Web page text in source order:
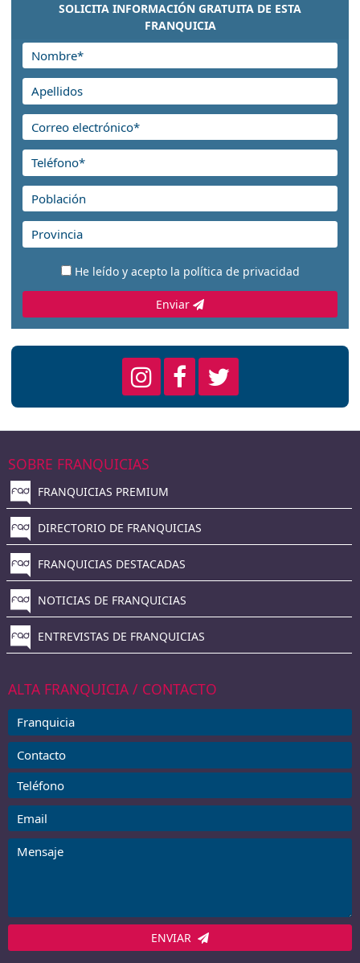
SOLICITA INFORMACIÓN GRATUITA DE ESTA
FRANQUICIA
He leído y acepto la política de privacidad
Enviar
SOBRE FRANQUICIAS
FRANQUICIAS PREMIUM
DIRECTORIO DE FRANQUICIAS
FRANQUICIAS DESTACADAS
NOTICIAS DE FRANQUICIAS
ENTREVISTAS DE FRANQUICIAS
ALTA FRANQUICIA / CONTACTO
ENVIAR